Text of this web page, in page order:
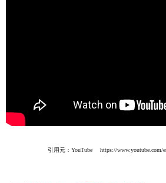
引用元：YouTube https://www.youtube.com/